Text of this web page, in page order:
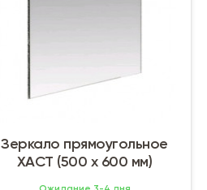
Зеркало прямоугольное
ХАСТ (500 х 600 мм)